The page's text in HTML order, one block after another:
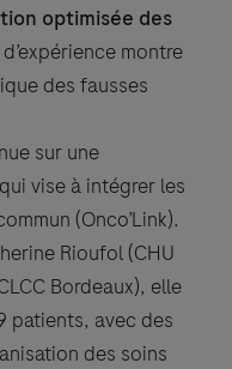
optimisée des
montre
des fausses
sur une
vise à intégrer les
(Onco’Link).
Rioufol (CHU
Bordeaux), elle
patients, avec des
des soins